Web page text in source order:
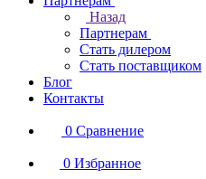
Назад
Партнерам
Стать дилером
Стать поставщиком
Блог
Контакты
0 Сравнение
0 Избранное